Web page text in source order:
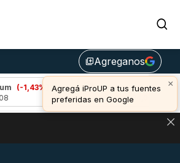
library_addAgreganos
×
Agregá iProUP a tus fuentes
preferidas en Google
Bitcoin (-0,11%)
u$s 64.864,00
DÓLAR CRIPTO Y EXCHANGES